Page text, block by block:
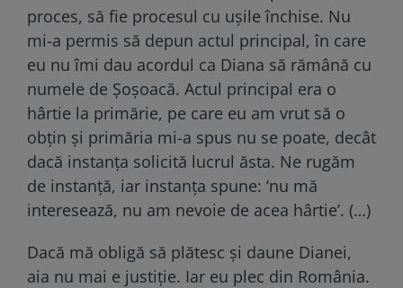
proces, să fie procesul cu ușile închise. Nu
mi-a permis să depun actul principal, în care
eu nu îmi dau acordul ca Diana să rămână cu
numele de Șoșoacă. Actul principal era o
hârtie la primărie, pe care eu am vrut să o
obțin și primăria mi-a spus nu se poate, decât
dacă instanța solicită lucrul ăsta. Ne rugăm
de instanță, iar instanța spune: ‘nu mă
interesează, nu am nevoie de acea hârtie’. (…)
Dacă mă obligă să plătesc și daune Dianei,
aia nu mai e justiție. Iar eu plec din România.